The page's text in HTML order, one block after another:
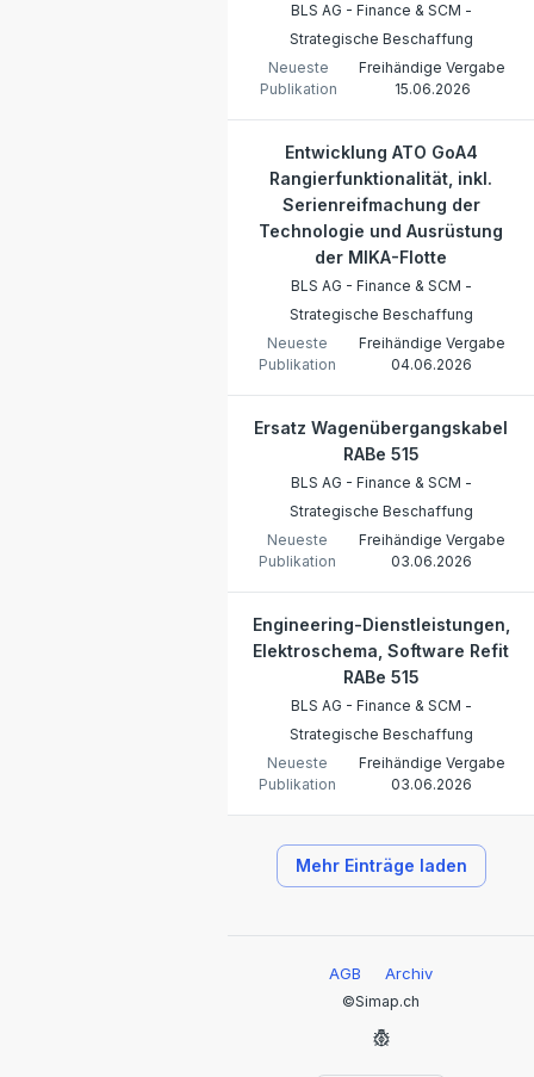
BLS AG - Finance & SCM -
Strategische Beschaffung
Neueste
Publikation
Freihändige Vergabe
15.06.2026
Entwicklung ATO GoA4
Rangierfunktionalität, inkl.
Serienreifmachung der
Technologie und Ausrüstung
der MIKA-Flotte
BLS AG - Finance & SCM -
Strategische Beschaffung
Neueste
Publikation
Freihändige Vergabe
04.06.2026
Ersatz Wagenübergangskabel
RABe 515
BLS AG - Finance & SCM -
Strategische Beschaffung
Neueste
Publikation
Freihändige Vergabe
03.06.2026
Engineering-Dienstleistungen,
Elektroschema, Software Refit
RABe 515
BLS AG - Finance & SCM -
Strategische Beschaffung
Neueste
Publikation
Freihändige Vergabe
03.06.2026
Mehr Einträge laden
AGB Archiv
©Simap.ch